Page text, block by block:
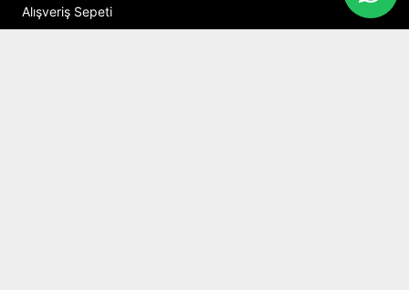
Alışveriş Sepeti